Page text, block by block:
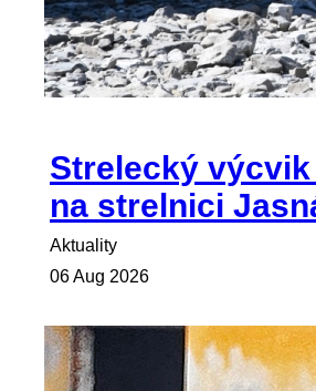
Strelecký
na strelnici
Aktuality
06 Aug 2026